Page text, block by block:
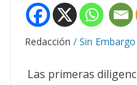
Redacción / Sin Embargo
Las primeras